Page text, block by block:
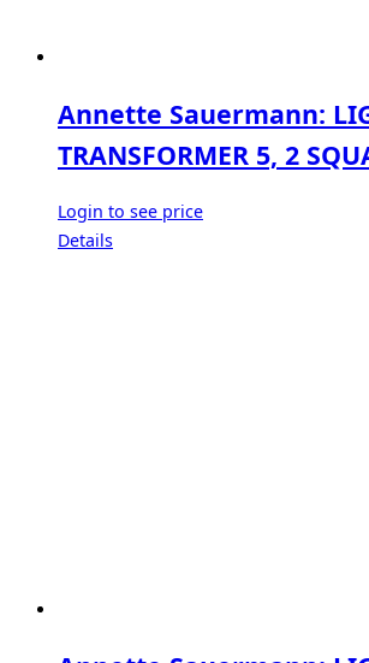
Annette Sauermann:
TRANSFORMER 5, 2
Login to see price
Details